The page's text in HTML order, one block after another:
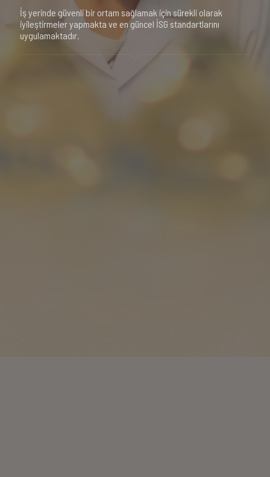
İş yerinde güvenli bir ortam sağlamak için sürekli olarak
iyileştirmeler yapmakta ve en güncel İSG standartlarını
uygulamaktadır.